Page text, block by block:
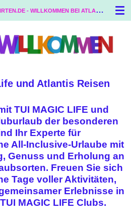
W
WW.TRAUM-KREUZFAHRTEN.DE - WILLKOMMEN BEI ATLANTIS REISEN
und Atlantis Reisen
TUI MAGIC LIFE und
der besonderen
Ihr Experte für
All-Inclusive-Urlaube mit
Genuss und Erholung an
Freuen Sie sich
Tage voller Aktivitäten,
Erlebnisse in
MAGIC LIFE Clubs.